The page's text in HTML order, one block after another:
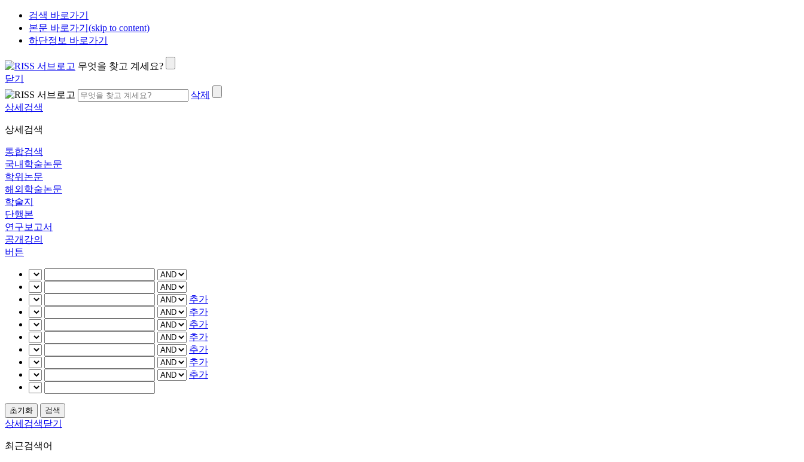
검색 바로가기
본문 바로가기(skip to content)
하단정보 바로가기
무엇을 찾고 계세요?
닫기
삭제
상세검색
상세검색
통합검색
국내학술논문
학위논문
해외학술논문
학술지
단행본
연구보고서
공개강의
버튼
추가
추가
추가
추가
추가
추가
추가
상세검색닫기
최근검색어